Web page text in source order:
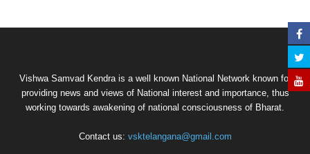
Vishwa Samvad Kendra is a well known National Network known for
providing news and views of National interest and importance, thus
working towards awakening of national consciousness of Bharat.
Contact us: vsktelangana@gmail.com